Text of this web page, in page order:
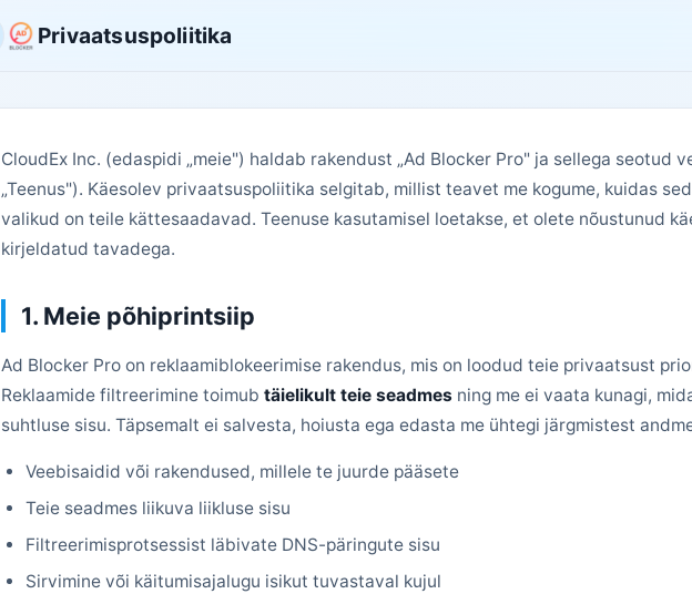
Privaatsuspoliitika
CloudEx Inc. (edaspidi „meie") haldab rakendust „Ad Blocker Pro" ja sellega seotud
„Teenus"). Käesolev privaatsuspoliitika selgitab, millist teavet me kogume, kuidas
valikud on teile kättesaadavad. Teenuse kasutamisel loetakse, et olete nõustunud
kirjeldatud tavadega.
1. Meie põhiprintsiip
Ad Blocker Pro on reklaamiblokeerimise rakendus, mis on loodud teie privaatsust
Reklaamide filtreerimine toimub täielikult teie seadmes ning me ei vaata kunagi,
suhtluse sisu. Täpsemalt ei salvesta, hoiusta ega edasta me ühtegi järgmistest
Veebisaidid või rakendused, millele te juurde pääsete
Teie seadmes liikuva liikluse sisu
Filtreerimisprotsessist läbivate DNS-päringute sisu
Sirvimine või käitumisajalugu isikut tuvastaval kujul